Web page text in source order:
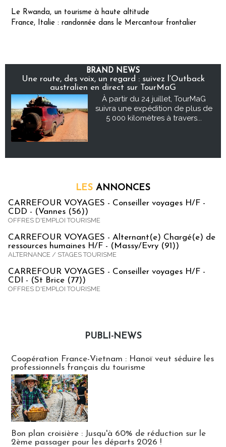
Le Rwanda, un tourisme à haute altitude
France, Italie : randonnée dans le Mercantour frontalier
BRAND NEWS
Une route, des voix, un regard : suivez l’Outback
australien en direct sur TourMaG
À partir du 24 juillet, TourMaG
suivra une expédition de plus de
5 000 kilomètres à travers...
LES ANNONCES
CARREFOUR VOYAGES - Conseiller voyages H/F -
CDD - (Vannes (56))
OFFRES D'EMPLOI TOURISME
CARREFOUR VOYAGES - Alternant(e) Chargé(e) de
ressources humaines H/F - (Massy/Evry (91))
ALTERNANCE / STAGES TOURISME
CARREFOUR VOYAGES - Conseiller voyages H/F -
CDI - (St Brice (77))
OFFRES D'EMPLOI TOURISME
PUBLI-NEWS
Coopération France-Vietnam : Hanoï veut séduire les
professionnels français du tourisme
Bon plan croisière : Jusqu'à 60% de réduction sur le
2ème passager pour les départs 2026 !